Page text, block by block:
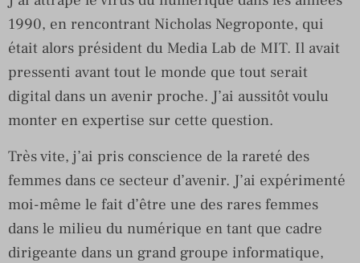
1990, en rencontrant Nicholas Negroponte, qui
était alors président du Media Lab de MIT. Il avait
pressenti avant tout le monde que tout serait
digital dans un avenir proche. J’ai aussitôt voulu
monter en expertise sur cette question.
Très vite, j’ai pris conscience de la rareté des
femmes dans ce secteur d’avenir. J’ai expérimenté
moi-même le fait d’être une des rares femmes
dans le milieu du numérique en tant que cadre
dirigeante dans un grand groupe informatique,